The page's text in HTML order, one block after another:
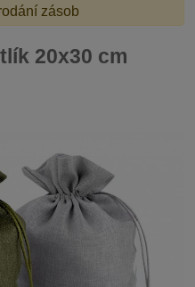
zásob
20x30 cm